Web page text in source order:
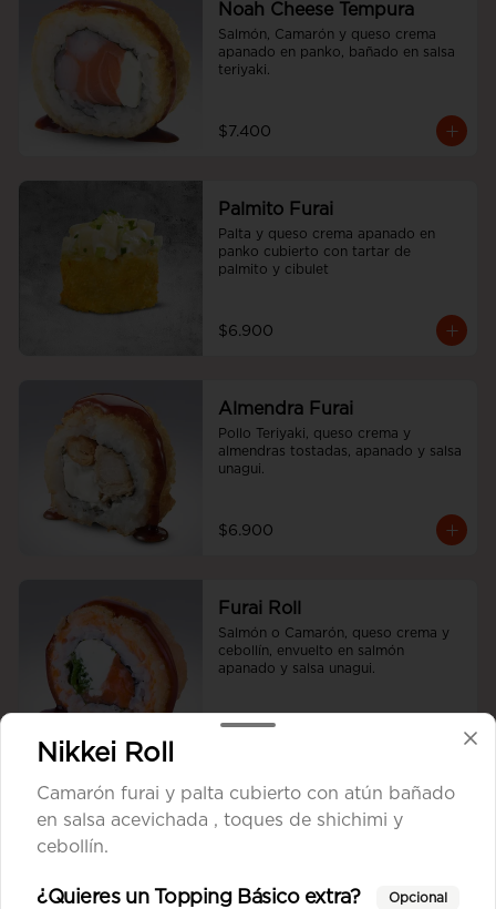
Noah Cheese Tempura
Salmón, Camarón y queso crema
apanado en panko, bañado en salsa
teriyaki.
$7.400
Palmito Furai
Palta y queso crema apanado en
panko cubierto con tartar de
palmito y cibulet
$6.900
Almendra Furai
Pollo Teriyaki, queso crema y
almendras tostadas, apanado y salsa
unagui.
$6.900
Furai Roll
Salmón o Camarón, queso crema y
cebollín, envuelto en salmón
apanado y salsa unagui.
$7.700
Tori Cheese Furai
Pollo Teriyaki, queso crema y
Nikkei Roll
Camarón furai y palta cubierto con atún bañado
en salsa acevichada , toques de shichimi y
cebollín.
¿Quieres un Topping Básico extra? Opcional